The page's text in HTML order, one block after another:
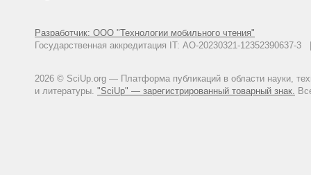
Разработчик: ООО "Технологии мобильного чтения"
Государственная аккредитация IT: АО-20230321-
2026 © SciUp.org — Платформа публикаций в области науки,
и литературы. "SciUp" — зарегистрированный товарный знак.